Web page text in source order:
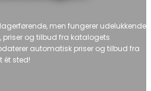
men fungerer udelukkende
og tilbud fra katalogets
automatisk priser og tilbud fra
ét sted!